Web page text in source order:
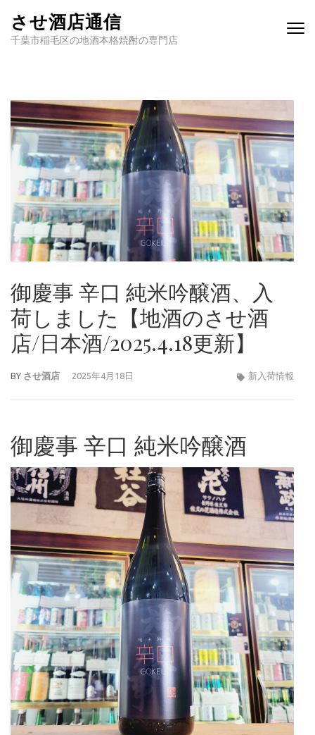
させ酒店通信
千葉市稲毛区の地酒本格焼酎の専門店
御慶事 辛口 純米吟醸酒、入
荷しました【地酒のさせ酒
店/日本酒/2025.4.18更新】
BY させ酒店 2025年4月18日 新入荷情報
御慶事 辛口 純米吟醸酒